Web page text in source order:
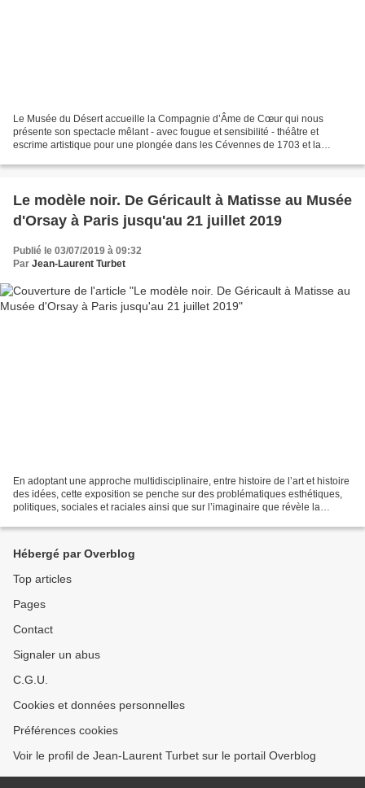
Le Musée du Désert accueille la Compagnie d’Âme de Cœur qui nous
présente son spectacle mêlant - avec fougue et sensibilité - théâtre et
escrime artistique pour une plongée dans les Cévennes de 1703 et la
Le modèle noir. De Géricault à Matisse au Musée
d'Orsay à Paris jusqu'au 21 juillet 2019
Publié le 03/07/2019 à 09:32
Par Jean-Laurent Turbet
En adoptant une approche multidisciplinaire, entre histoire de l’art et histoire
des idées, cette exposition se penche sur des problématiques esthétiques,
politiques, sociales et raciales ainsi que sur l’imaginaire que révèle la
Hébergé par Overblog
Top articles
Pages
Contact
Signaler un abus
C.G.U.
Cookies et données personnelles
Préférences cookies
Voir le profil de Jean-Laurent Turbet sur le portail Overblog